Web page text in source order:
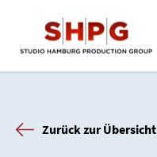
Zurück zur Übersicht